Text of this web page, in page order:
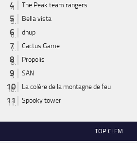
The Peak team rangers
Bella vista
dnup
Cactus Game
Propolis
SAN
La colère de la montagne de feu
Spooky tower
TOP CLEM